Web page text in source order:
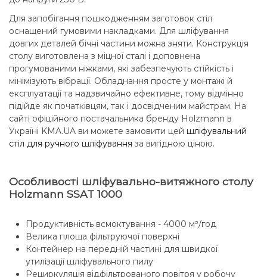
Для запобігання пошкодженням заготовок стіл
оснащений гумовими накладками. Для шліфування
довгих деталей бічні частини можна зняти. Конструкція
столу виготовлена з міцної сталі і доповнена
прогумованими ніжками, які забезпечують стійкість і
мінімізують вібрації. Обладнання просте у монтажі й
експлуатації та надзвичайно ефективне, тому відмінно
підійде як початківцям, так і досвідченим майстрам. На
сайті офіційного постачальника бренду Holzmann в
Україні KMA.UA ви можете замовити цей шліфувальний
стіл для ручного шліфування за вигідною ціною.
Особливості шліфувально-витяжного столу
Holzmann SSAT 1000
Продуктивність всмоктування - 4000 м³/год
Велика площа фільтруючої поверхні
Контейнер на передній частині для швидкої
утилізації шліфувального пилу
Рециркуляція відфільтрованого повітря у робочу